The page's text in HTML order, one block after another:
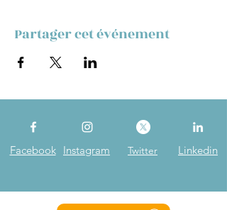
Partager cet événement
Instagram
Facebook Linkedin
Twitter